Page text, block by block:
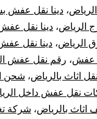
، دينا نقل عفش
الرياض، دينا نقل
الرياض، دينا نقل
عفش، رقم نقل عفش
اثاث بالرياض، شحن
نقل عفش داخل
اثاث بالرياض، شركة